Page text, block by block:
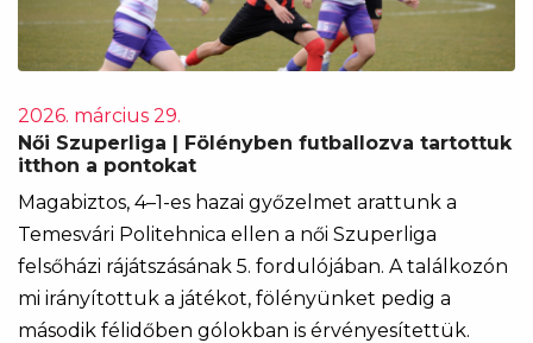
2026. március 29.
Női Szuperliga | Fölényben futballozva tartottuk
itthon a pontokat
Magabiztos, 4–1-es hazai győzelmet arattunk a
Temesvári Politehnica ellen a női Szuperliga
felsőházi rájátszásának 5. fordulójában. A találkozón
mi irányítottuk a játékot, fölényünket pedig a
második félidőben gólokban is érvényesítettük.